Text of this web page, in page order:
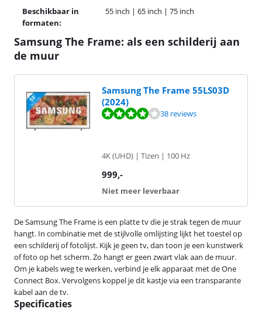
Beschikbaar in
formaten:
55 inch | 65 inch | 75 inch
Samsung The Frame: als een schilderij aan
de muur
De Samsung The Frame is een platte tv die je strak tegen de muur
hangt. In combinatie met de stijlvolle omlijsting lijkt het toestel op
een schilderij of fotolijst. Kijk je geen tv, dan toon je een kunstwerk
of foto op het scherm. Zo hangt er geen zwart vlak aan de muur.
Om je kabels weg te werken, verbind je elk apparaat met de One
Connect Box. Vervolgens koppel je dit kastje via een transparante
kabel aan de tv.
Samsung The Frame 55LS03D
(2024)
Beoordeling is 7,9 van de 10, gebaseerd op 38 reviews.
38 reviews
4K (UHD) | Tizen | 100 Hz
999,-
Niet meer leverbaar
Specificaties